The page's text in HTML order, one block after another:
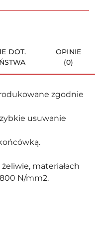
DOT.
OPINIE
(0)
zgodnie
usuwanie
materiałach
N/mm2.